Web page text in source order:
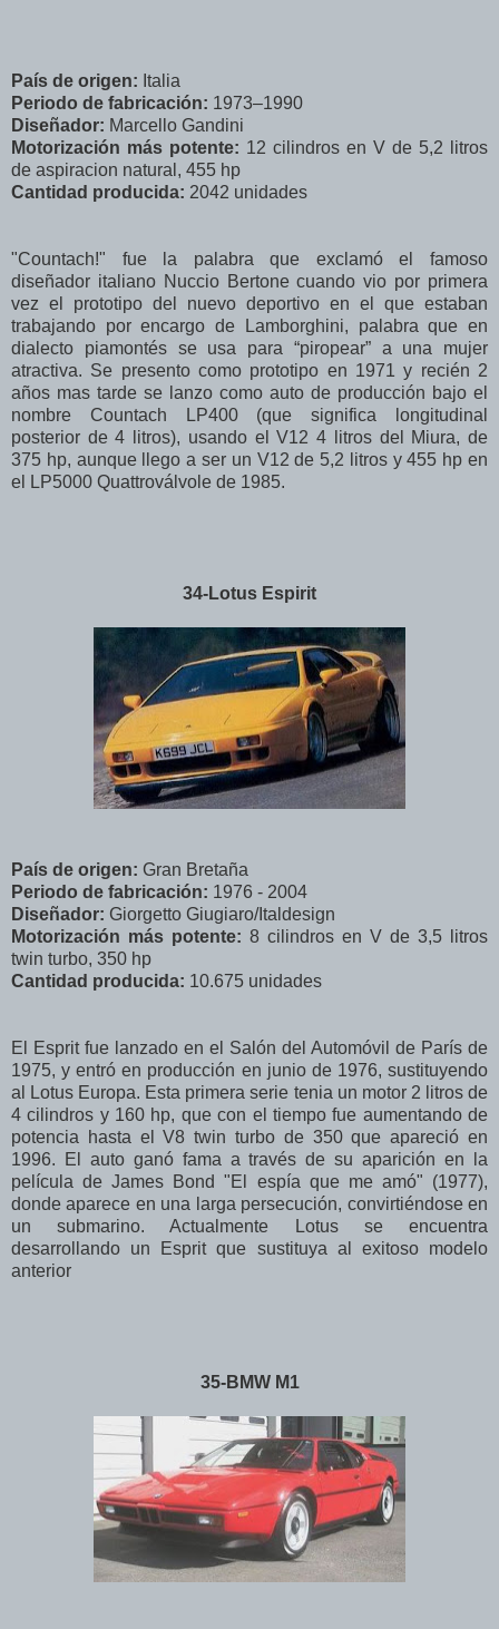
País de origen: Italia
Periodo de fabricación: 1973–1990
Diseñador: Marcello Gandini
Motorización más potente: 12 cilindros en V de 5,2 litros
de aspiracion natural, 455 hp
Cantidad producida: 2042 unidades
"Countach!" fue la palabra que exclamó el famoso
diseñador italiano Nuccio Bertone cuando vio por primera
vez el prototipo del nuevo deportivo en el que estaban
trabajando por encargo de Lamborghini, palabra que en
dialecto piamontés se usa para “piropear” a una mujer
atractiva. Se presento como prototipo en 1971 y recién 2
años mas tarde se lanzo como auto de producción bajo el
nombre Countach LP400 (que significa longitudinal
posterior de 4 litros), usando el V12 4 litros del Miura, de
375 hp, aunque llego a ser un V12 de 5,2 litros y 455 hp en
el LP5000 Quattroválvole de 1985.
34-Lotus Espirit
País de origen: Gran Bretaña
Periodo de fabricación: 1976 - 2004
Diseñador: Giorgetto Giugiaro/Italdesign
Motorización más potente: 8 cilindros en V de 3,5 litros
twin turbo, 350 hp
Cantidad producida: 10.675 unidades
El Esprit fue lanzado en el Salón del Automóvil de París de
1975, y entró en producción en junio de 1976, sustituyendo
al Lotus Europa. Esta primera serie tenia un motor 2 litros de
4 cilindros y 160 hp, que con el tiempo fue aumentando de
potencia hasta el V8 twin turbo de 350 que apareció en
1996. El auto ganó fama a través de su aparición en la
película de James Bond "El espía que me amó" (1977),
donde aparece en una larga persecución, convirtiéndose en
un submarino. Actualmente Lotus se encuentra
desarrollando un Esprit que sustituya al exitoso modelo
anterior
35-BMW M1